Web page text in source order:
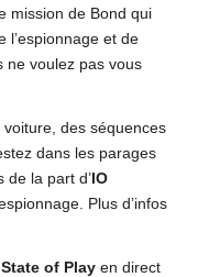
mission de Bond qui
l’espionnage et de
ne voulez pas vous
voiture, des séquences
dans les parages
de la part d’ IO
Plus d’infos
State of Play en direct